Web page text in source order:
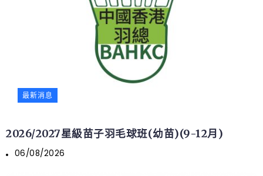
最新消息
2026/2027星級苗子羽毛球班(幼苗)(9-12月)
06/08/2026